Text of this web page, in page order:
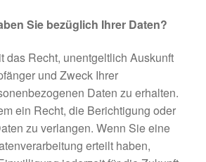
Sie bezüglich Ihrer Daten?
das Recht, unentgeltlich Auskunft
und Zweck Ihrer
Daten zu erhalten.
ein Recht, die Berichtigung oder
zu verlangen. Wenn Sie eine
erteilt haben,